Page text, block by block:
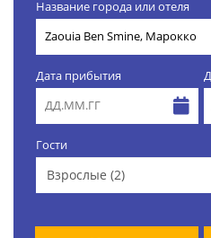
Название города или отеля
Дата прибытия
Гости
Взрослые (2)